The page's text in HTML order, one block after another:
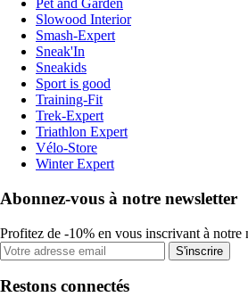
Pet and Garden
Slowood Interior
Smash-Expert
Sneak'In
Sneakids
Sport is good
Training-Fit
Trek-Expert
Triathlon Expert
Vélo-Store
Winter Expert
Abonnez-vous à notre newsletter
Profitez de -10% en vous inscrivant à notre
S'inscrire
Restons connectés